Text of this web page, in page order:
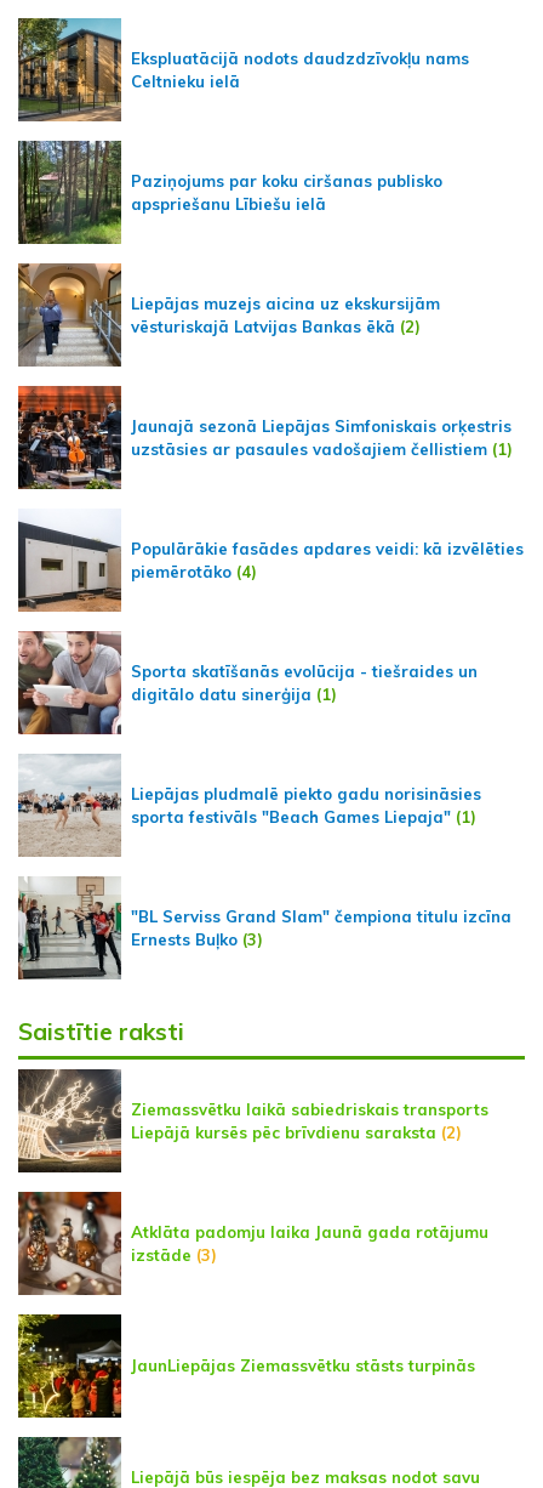
Ekspluatācijā nodots daudzdzīvokļu nams
Celtnieku ielā
Paziņojums par koku ciršanas publisko
apspriešanu Lībiešu ielā
Liepājas muzejs aicina uz ekskursijām
vēsturiskajā Latvijas Bankas ēkā (2)
Jaunajā sezonā Liepājas Simfoniskais orķestris
uzstāsies ar pasaules vadošajiem čellistiem (1)
Populārākie fasādes apdares veidi: kā izvēlēties
piemērotāko (4)
Sporta skatīšanās evolūcija - tiešraides un
digitālo datu sinerģija (1)
Liepājas pludmalē piekto gadu norisināsies
sporta festivāls "Beach Games Liepaja" (1)
"BL Serviss Grand Slam" čempiona titulu izcīna
Ernests Buļko (3)
Saistītie raksti
Ziemassvētku laikā sabiedriskais transports
Liepājā kursēs pēc brīvdienu saraksta (2)
Atklāta padomju laika Jaunā gada rotājumu
izstāde (3)
JaunLiepājas Ziemassvētku stāsts turpinās
Liepājā būs iespēja bez maksas nodot savu